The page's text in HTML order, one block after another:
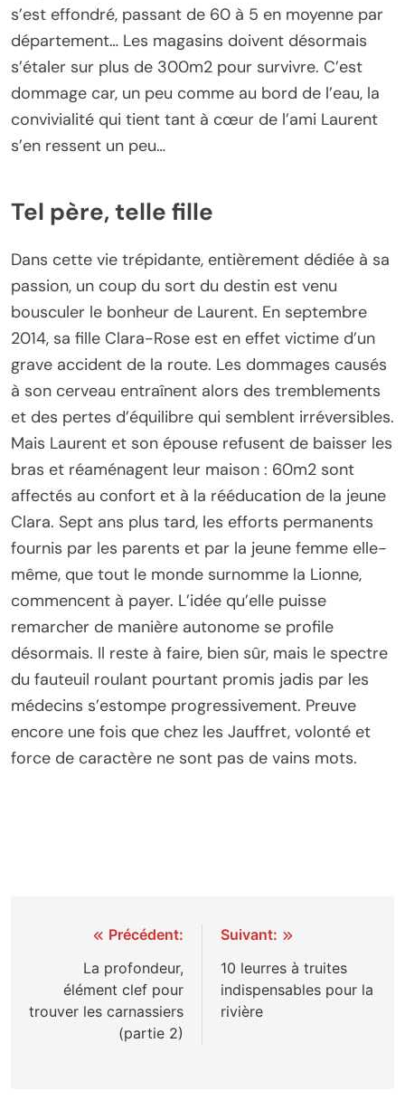
s’est effondré, passant de 60 à 5 en moyenne par
département… Les magasins doivent désormais
s’étaler sur plus de 300m2 pour survivre. C’est
dommage car, un peu comme au bord de l’eau, la
convivialité qui tient tant à cœur de l’ami Laurent
s’en ressent un peu…
Tel père, telle fille
Dans cette vie trépidante, entièrement dédiée à sa
passion, un coup du sort du destin est venu
bousculer le bonheur de Laurent. En septembre
2014, sa fille Clara-Rose est en effet victime d’un
grave accident de la route. Les dommages causés
à son cerveau entraînent alors des tremblements
et des pertes d’équilibre qui semblent irréversibles.
Mais Laurent et son épouse refusent de baisser les
bras et réaménagent leur maison : 60m2 sont
affectés au confort et à la rééducation de la jeune
Clara. Sept ans plus tard, les efforts permanents
fournis par les parents et par la jeune femme elle-
même, que tout le monde surnomme la Lionne,
commencent à payer. L’idée qu’elle puisse
remarcher de manière autonome se profile
désormais. Il reste à faire, bien sûr, mais le spectre
du fauteuil roulant pourtant promis jadis par les
médecins s’estompe progressivement. Preuve
encore une fois que chez les Jauffret, volonté et
force de caractère ne sont pas de vains mots.
Navigation
l’article
Précédent:
La profondeur,
élément clef pour
trouver les carnassiers
(partie 2)
Suivant:
10 leurres à truites
indispensables pour la
rivière